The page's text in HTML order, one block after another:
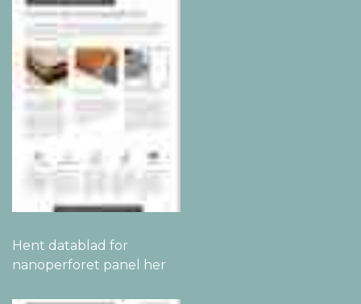
Hent datablad for
nanoperforet panel her